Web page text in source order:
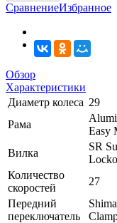
СравнениеИзбранное
Обзор
Характеристики
Диаметр колеса 29
Рама
Easy
Вилка
SR
Количество
скоростей
27
Передний
переключатель